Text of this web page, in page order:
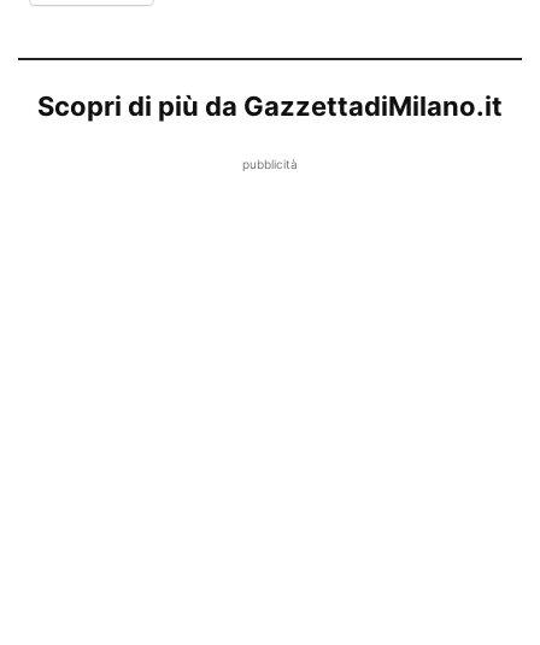
Scopri di più da GazzettadiMilano.it
pubblicità